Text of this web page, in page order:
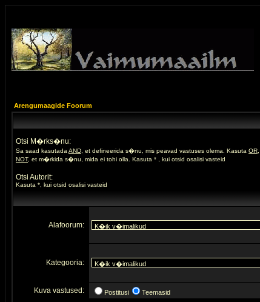
Arengumaagide Foorum
Otsi M�rks�nu:
Sa saad kasutada AND , et defineerida s�nu, mis peavad vastuses olema. Kasuta OR
NOT, et m�rkida s�nu, mida ei tohi olla. Kasuta * , kui otsid osalisi vasteid
Otsi Autorit:
Kasuta *, kui otsid osalisi vasteid
Alafoorum:
Kategooria:
Kuva vastused: Postitusi Teemasid